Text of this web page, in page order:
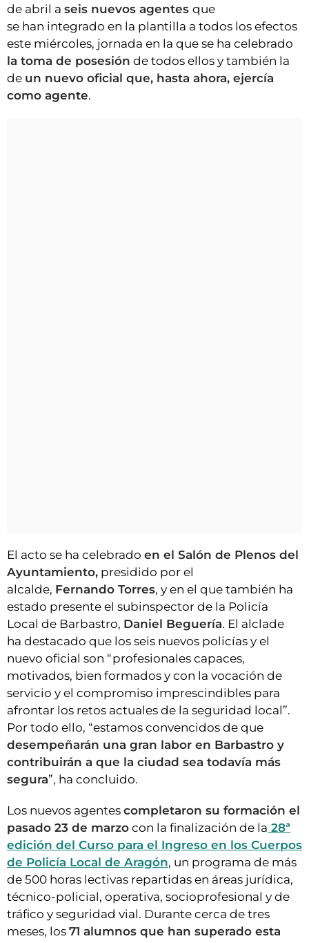
de abril a seis nuevos agentes que
se han integrado en la plantilla a todos los efectos
este miércoles, jornada en la que se ha celebrado
la toma de posesión de todos ellos y también la
de un nuevo oficial que, hasta ahora, ejercía
como agente.
El acto se ha celebrado en el Salón de Plenos del
Ayuntamiento, presidido por el
alcalde, Fernando Torres, y en el que también ha
estado presente el subinspector de la Policía
Local de Barbastro, Daniel Beguería. El alclade
ha destacado que los seis nuevos policías y el
nuevo oficial son “profesionales capaces,
motivados, bien formados y con la vocación de
servicio y el compromiso imprescindibles para
afrontar los retos actuales de la seguridad local”.
Por todo ello, “estamos convencidos de que
desempeñarán una gran labor en Barbastro y
contribuirán a que la ciudad sea todavía más
segura”, ha concluido.
Los nuevos agentes completaron su formación el
pasado 23 de marzo con la finalización de la 28ª
edición del Curso para el Ingreso en los Cuerpos
de Policía Local de Aragón, un programa de más
de 500 horas lectivas repartidas en áreas jurídica,
técnico-policial, operativa, socioprofesional y de
tráfico y seguridad vial. Durante cerca de tres
meses, los 71 alumnos que han superado esta